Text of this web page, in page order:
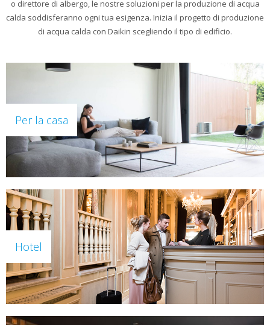
o direttore di albergo, le nostre soluzioni per la produzione di acqua
calda soddisferanno ogni tua esigenza. Inizia il progetto di produzione
di acqua calda con Daikin scegliendo il tipo di edificio.
Per la casa
Hotel